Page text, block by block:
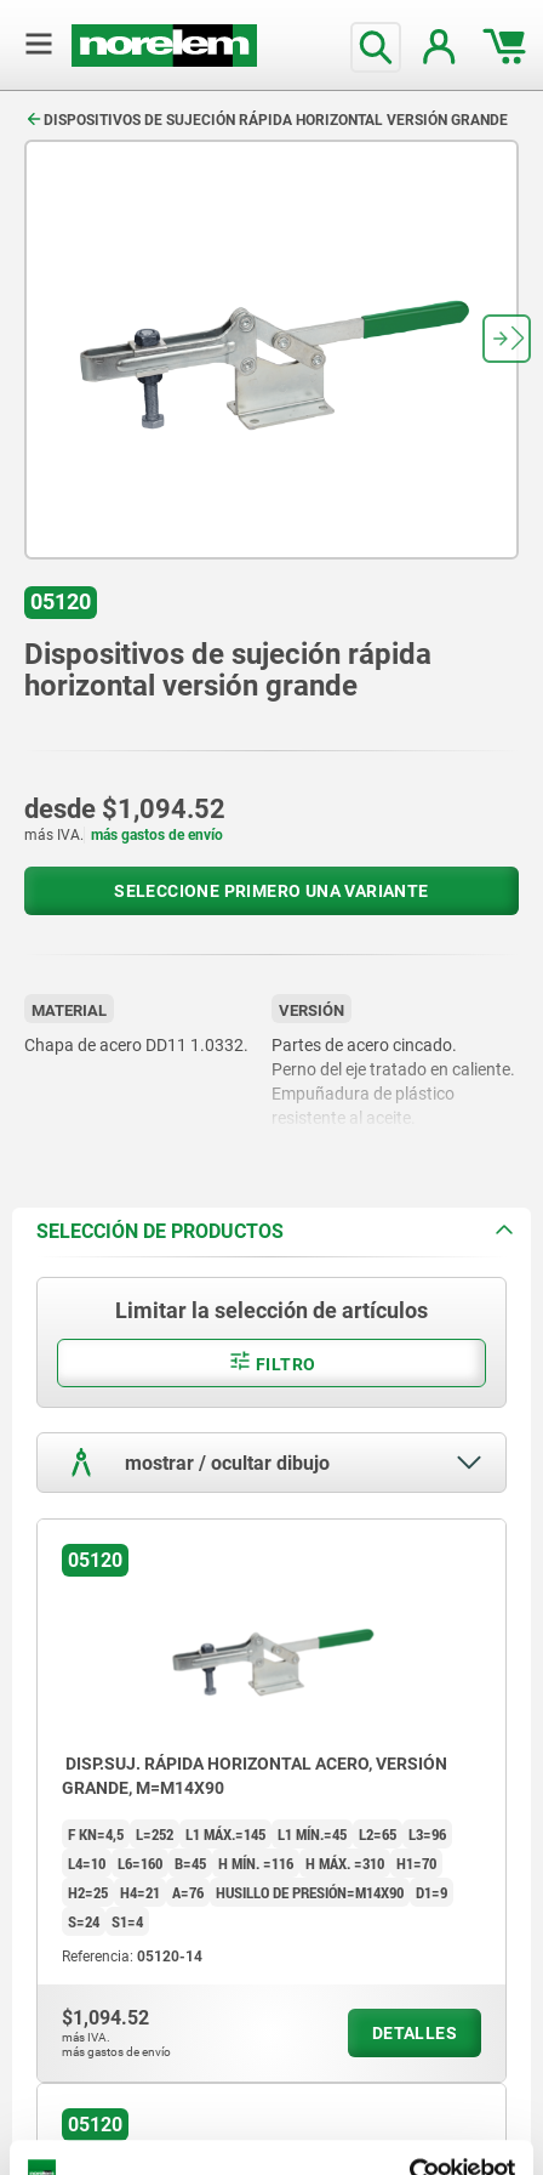
DISPOSITIVOS DE SUJECIÓN RÁPIDA HORIZONTAL VERSIÓN GRANDE
05120
Dispositivos de sujeción rápida
horizontal versión grande
desde $1,094.52
más IVA. más gastos de envío
SELECCIONE PRIMERO UNA VARIANTE
MATERIAL
Chapa de acero DD11 1.0332.
VERSIÓN
Partes de acero cincado.
Perno del eje tratado en caliente.
Empuñadura de plástico
resistente al aceite.
SELECCIÓN DE PRODUCTOS
Limitar la selección de artículos
FILTRO
mostrar / ocultar dibujo
1) Empuñadura de plástico 05200
05120
DISP.SUJ. RÁPIDA HORIZONTAL ACERO, VERSIÓN
GRANDE, M=M14X90
F KN=4,5 L=252 L1 MÁX.=145 L1 MÍN.=45 L2=65 L3=96
L4=10 L6=160 B=45 H MÍN. =116 H MÁX. =310 H1=70
H2=25 H4=21 A=76 HUSILLO DE PRESIÓN=M14X90 D1=9
S=24 S1=4
Referencia: 05120-14
$1,094.52
más IVA.
más gastos de envío
DETALLES
05120